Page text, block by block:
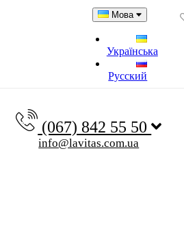
Мова
Українська
Русский
(067) 842 55 50
info@lavitas.com.ua